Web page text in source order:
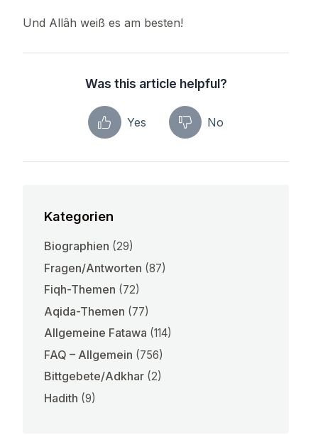
Und Allâh weiß es am besten!
Was this article helpful?
Yes No
Kategorien
Biographien (29)
Fragen/Antworten (87)
Fiqh-Themen (72)
Aqida-Themen (77)
Allgemeine Fatawa (114)
FAQ – Allgemein (756)
Bittgebete/Adkhar (2)
Hadith (9)